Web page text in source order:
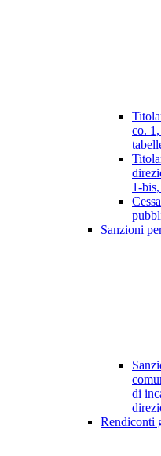
co.
1-
Sanzioni
di
Rendiconti